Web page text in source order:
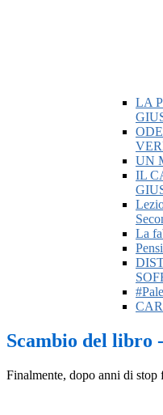
LA
UN
IL
La
Scambio del libro
Finalmente, dopo anni di